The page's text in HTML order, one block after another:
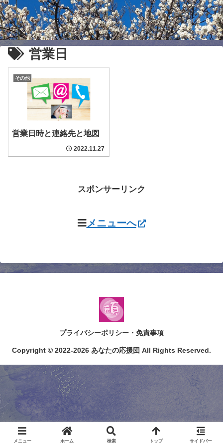
営業日
その他
営業日時と連絡先と地図
2022.11.27
スポンサーリンク
メニューへ
プライバシーポリシー・免責事項
Copyright © 2022-2026 あなたの応援団 All Rights Reserved.
メニュー ホーム 検索 トップ サイドバー